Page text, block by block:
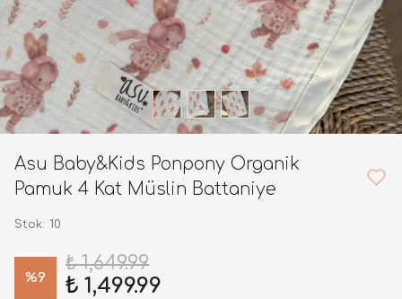
Asu Baby&Kids Ponpony Organik
Pamuk 4 Kat Müslin Battaniye
Stok: 10
%9
₺ 1,649.99
₺ 1,499.99